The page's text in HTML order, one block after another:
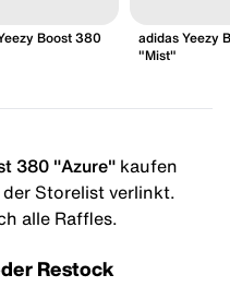
Boost 380
adidas Yeezy
"Mist"
380 "Azure" kaufen
Storelist verlinkt.
alle Raffles.
Restock